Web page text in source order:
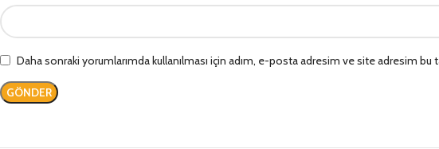
Daha sonraki yorumlarımda kullanılması için adım, e-posta adresim ve site adresim bu